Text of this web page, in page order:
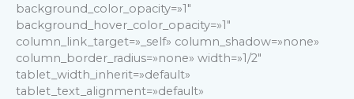
background_color_opacity=»1″
background_hover_color_opacity=»1″
column_link_target=»_self» column_shadow=»none»
column_border_radius=»none» width=»1/2″
tablet_width_inherit=»default»
tablet_text_alignment=»default»